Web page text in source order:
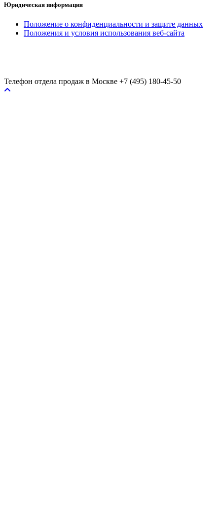
Юридическая информация
Положение о конфиденциальности и защите данных
Положения и условия использования веб-сайта
Телефон отдела продаж в Москве +7 (495) 180-45-50